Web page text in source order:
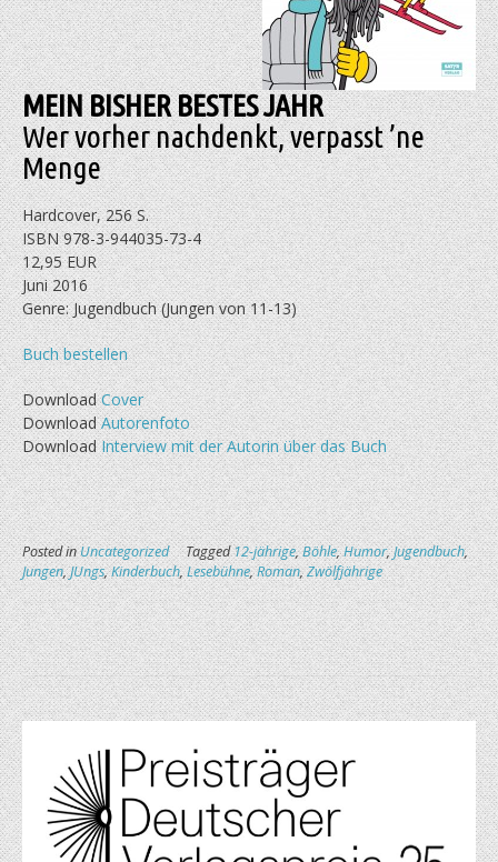
MEIN BISHER BESTES JAHR
Wer vorher nachdenkt, verpasst ’ne
Menge
Hardcover, 256 S.
ISBN 978-3-944035-73-4
12,95 EUR
Juni 2016
Genre: Jugendbuch (Jungen von 11-13)
Buch bestellen
DownloadCover
DownloadAutorenfoto
DownloadInterview mit der Autorin über das Buch
Posted inUncategorized Tagged12-jährige,Böhle,Humor,Jugendbuch,
Jungen,JUngs,Kinderbuch,Lesebühne,Roman,Zwölfjährige